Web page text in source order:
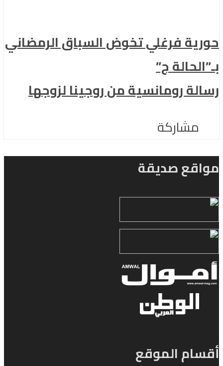
حورية فرغلي تخوض السباق الرمضاني
بـ”الحالة ج”
رسالة رومانسية من روجينا لزوجها
مشاركة
مواقع صديقة
أقسام الموقع